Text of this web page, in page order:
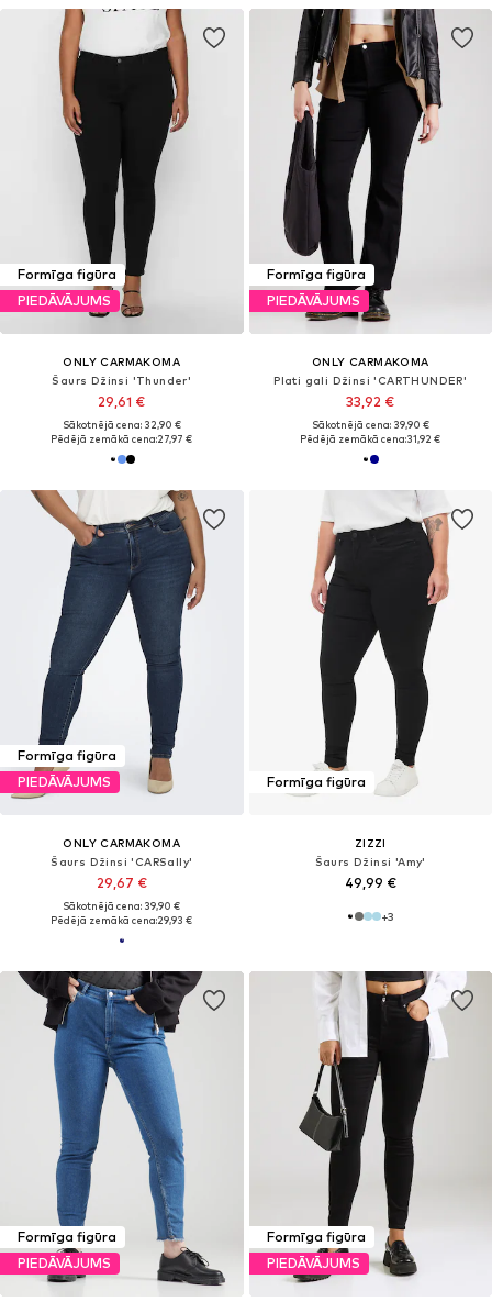
Formīga figūra
PIEDĀVĀJUMS
ONLY CARMAKOMA
Šaurs Džinsi 'Thunder'
29,61 €
Sākotnējā cena: 32,90 €
Pēdējā zemākā cena:27,97 €
Formīga figūra
PIEDĀVĀJUMS
ONLY CARMAKOMA
Plati gali Džinsi 'CARTHUNDER'
33,92 €
Sākotnējā cena: 39,90 €
Pēdējā zemākā cena:31,92 €
Formīga figūra
PIEDĀVĀJUMS
ONLY CARMAKOMA
Šaurs Džinsi 'CARSally'
29,67 €
Sākotnējā cena: 39,90 €
Pēdējā zemākā cena:29,93 €
Formīga figūra
ZIZZI
Šaurs Džinsi 'Amy'
49,99 €
+3
Formīga figūra
PIEDĀVĀJUMS
Formīga figūra
PIEDĀVĀJUMS